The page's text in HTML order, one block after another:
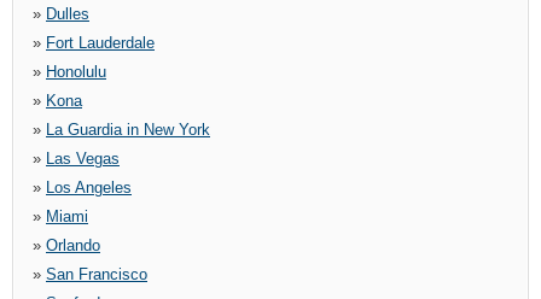
» Dulles
» Fort Lauderdale
» Honolulu
» Kona
» La Guardia in New York
» Las Vegas
» Los Angeles
» Miami
» Orlando
» San Francisco